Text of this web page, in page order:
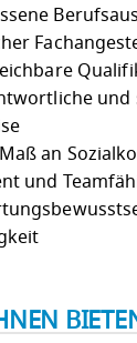
an
und